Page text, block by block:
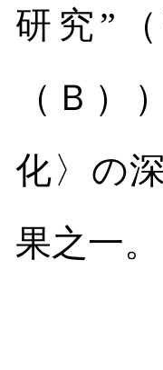
研究”
（Ｂ）
化〉の
果之一。